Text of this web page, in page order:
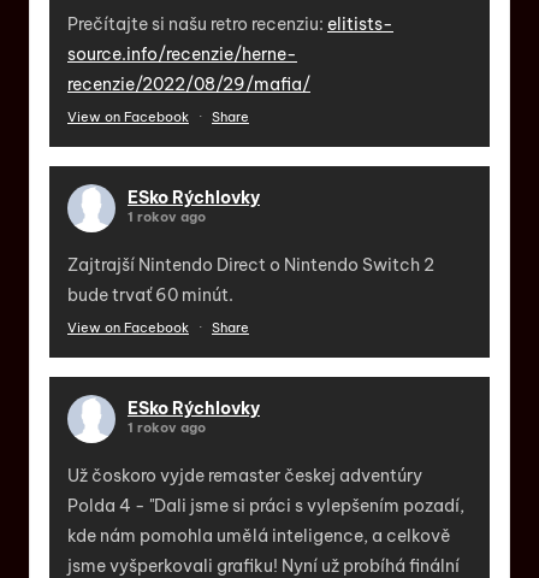
Prečítajte si našu retro recenziu: elitists-
source.info/recenzie/herne-
recenzie/2022/08/29/mafia/
View on Facebook · Share
ESko Rýchlovky
1 rokov ago
Zajtrajší Nintendo Direct o Nintendo Switch 2
bude trvať 60 minút.
View on Facebook · Share
ESko Rýchlovky
1 rokov ago
Už čoskoro vyjde remaster českej adventúry
Polda 4 - "Dali jsme si práci s vylepšením pozadí,
kde nám pomohla umělá inteligence, a celkově
jsme vyšperkovali grafiku! Nyní už probíhá finální